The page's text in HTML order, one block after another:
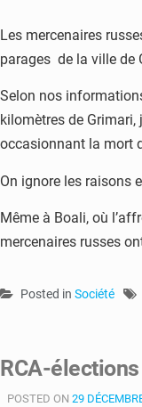
Les mercenaires
parages de la ville de
Selon nos
kilomètres de Grimari,
occasionnant la mort
On ignore les raisons
Même à Boali, où
mercenaires russes
Posted in Société
RCA-
POSTED ON 29